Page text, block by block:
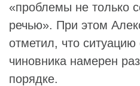
«проблемы не только
речью». При этом
отметил, что
чиновника намерен
порядке.